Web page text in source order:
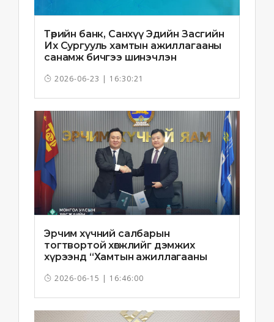
Төрийн банк, Санхүү Эдийн Засгийн
Их Сургууль хамтын ажиллагааны
санамж бичгээ шинэчлэн
2026-06-23 | 16:30:21
Эрчим хүчний салбарын
тогтвортой хөгжлийг дэмжих
хүрээнд “Хамтын ажиллагааны
2026-06-15 | 16:46:00